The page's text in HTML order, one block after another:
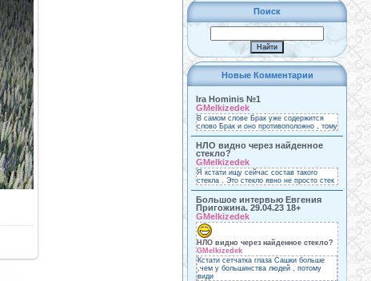
Поиск
Новые Комментарии
Ira Hominis №1
GMelkizedek
В самом слове Брак уже содержится
слово Брак и оно противоположно , тому
НЛО видно через найденное
стекло?
GMelkizedek
Я кстати ищу сейчас состав такого
стекла . Это стекло явно не просто стек
Большое интервью Евгения
Пригожина. 29.04.23 18+
GMelkizedek
НЛО видно через найденное стекло?
GMelkizedek
Кстати сетчатка глаза Сашки больше
,чем у большинства людей , потому
види